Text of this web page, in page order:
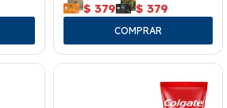
$ 379 $ 379